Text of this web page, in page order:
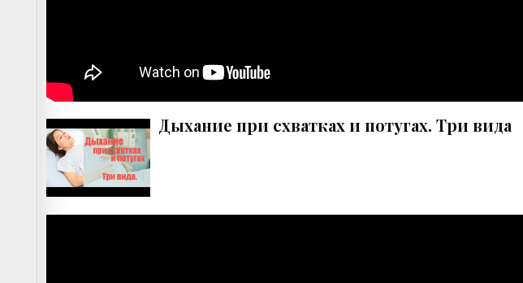
Дыхание при схватках и потугах. Три вида